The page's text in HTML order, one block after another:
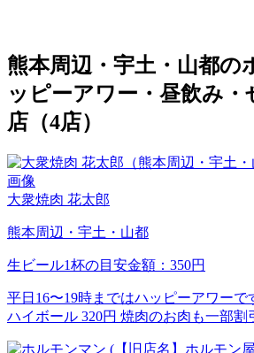
熊本周辺・宇土・山都の
ッピーアワー・昼飲み
店（4店）
大衆焼肉 花太郎
熊本周辺・宇土・山都
生ビール1杯の目安金額：350円
平日16〜19時まではハッピーアワーで
ハイボール 320円 焼肉のお肉も一部割